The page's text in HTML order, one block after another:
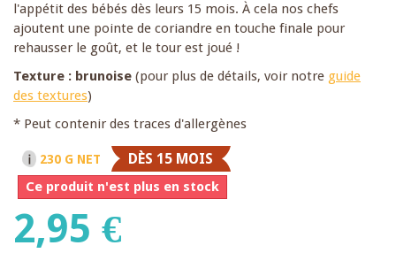
l'appétit des bébés dès leurs 15 mois. À cela nos chefs
ajoutent une pointe de coriandre en touche finale pour
rehausser le goût, et le tour est joué !
Texture : brunoise (pour plus de détails, voir notre guide
des textures)
* Peut contenir des traces d'allergènes
230 G NET DÈS 15 MOIS
Ce produit n'est plus en stock
2,95 €